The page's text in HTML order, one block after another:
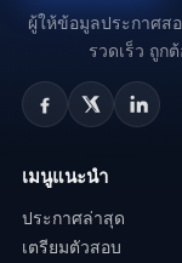
ผู้ให้ข้อมูลประกาศส
รวดเร็ว ถูก
เมนูแนะนำ
ประกาศล่าสุด
เตรียมตัวสอบ